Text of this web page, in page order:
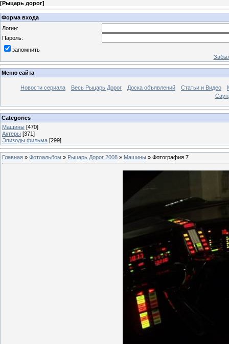
[Рыцарь дорог]
Форма входа
Логин:
Пароль:
запомнить
Меню сайта
Новости сериала Весь Рыцарь Дорог Доска объявлений Статьи и Видео
Categories
Машины [470]
Актеры [371]
Эпизоды фильма [299]
Главная » Фотоальбом » Рыцарь Дорог 2008 » Машины » Фотография 7